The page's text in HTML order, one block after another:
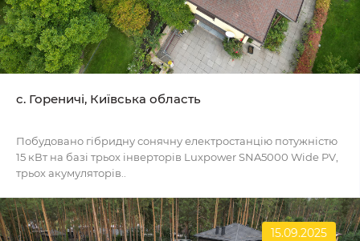
c. Гореничі, Київська область
Побудовано гібридну сонячну електростанцію потужністю
15 кВт на базі трьох інверторів Luxpower SNA5000 Wide PV,
трьох акумуляторів..
15.09.2025